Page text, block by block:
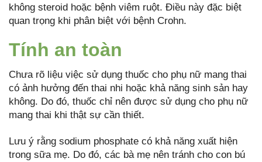
không steroid hoặc bệnh viêm ruột. Điều này đặc biệt
quan trọng khi phân biệt với bệnh Crohn.
Tính an toàn
Chưa rõ liệu việc sử dụng thuốc cho phụ nữ mang thai
có ảnh hưởng đến thai nhi hoặc khả năng sinh sản hay
không. Do đó, thuốc chỉ nên được sử dụng cho phụ nữ
mang thai khi thật sự cần thiết.
Lưu ý rằng sodium phosphate có khả năng xuất hiện
trong sữa mẹ. Do đó, các bà mẹ nên tránh cho con bú